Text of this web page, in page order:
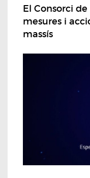
El Consorci
mesures i
massís